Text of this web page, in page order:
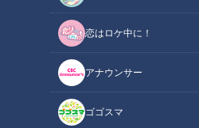
恋はロケ中に！
アナウンサー
ゴゴスマ
関連リンク この記事をradiko（
ワンオペの限界